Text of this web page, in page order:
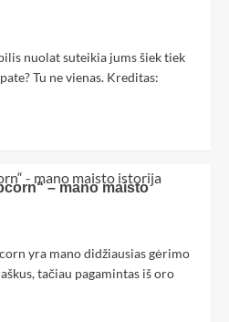
nuolat suteikia jums šiek tiek
Tu ne vienas. Kreditas:
– mano maisto
yra mano didžiausias gėrimo
tačiau pagamintas iš oro